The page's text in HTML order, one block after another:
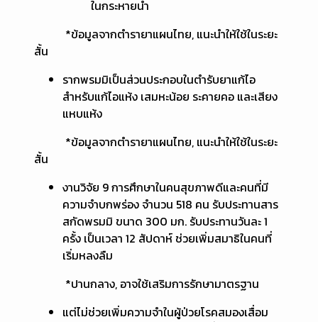
ในกระหายน้ำ
*ข้อมูลจากตำรายาแผนไทย, แนะนำให้ใช้ในระยะ
สั้น
รากพรมมิเป็นส่วนประกอบในตำรับยาแก้ไอ
สำหรับแก้ไอแห้ง เสมหะน้อย ระคายคอ และเสียง
แหบแห้ง
*ข้อมูลจากตำรายาแผนไทย, แนะนำให้ใช้ในระยะ
สั้น
งานวิจัย 9 การศึกษาในคนสุขภาพดีและคนที่มี
ความจำบกพร่อง จำนวน 518 คน รับประทานสาร
สกัดพรมมิ ขนาด 300 มก. รับประทานวันละ 1
ครั้ง เป็นเวลา 12 สัปดาห์ ช่วยเพิ่มสมาธิในคนที่
เริ่มหลงลืม
*ปานกลาง, อาจใช้เสริมการรักษามาตรฐาน
แต่ไม่ช่วยเพิ่มความจำในผู้ป่วยโรคสมองเสื่อม